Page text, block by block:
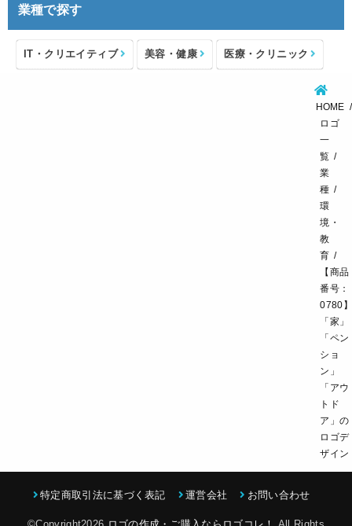
業種で探す
IT・クリエイティブ 美容・健康 医療・クリニック
HOME
ロゴ
一
覧
業
種
環
境・
教
育
【商品
番号：
0780】
「家」
「ペン
ショ
ン」
「アウ
トド
ア」の
ロゴデ
ザイン
特定商取引法に基づく表記 運営会社 お問い合わせ